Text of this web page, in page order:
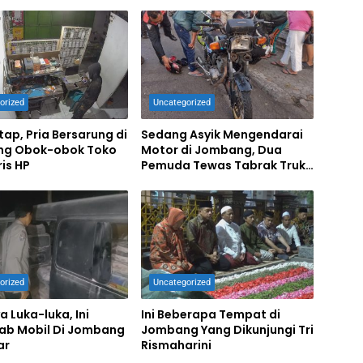
Pria Bersarung di
Obok-obok Toko
HP
Uncategorized
Sedang Asyik Mengendarai
Motor di Jombang, Dua
Pemuda Tewas Tabrak Truk
Luka-luka, Ini
Mobil Di Jombang
Uncategorized
Ini Beberapa Tempat di
Jombang Yang Dikunjungi Tri
Rismaharini